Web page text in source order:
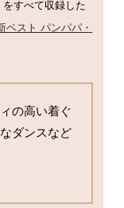
すべて収録した
ベスト パンパパ・
の高い着ぐ
ダンスなど